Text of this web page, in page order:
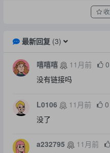
最新回复(3)
嘻嘻嘻 11月前 0
没有链接吗
L0106 11月前 0
没了
a232795 11月前